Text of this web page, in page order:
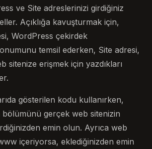
ve Site adreslerinizi girdiğiniz
Açıklığa kavuşturmak için,
WordPress çekirdek
temsil ederken, Site adresi,
sitenize erişmek için yazdıkları
gösterilen kodu kullanırken,
gerçek web sitenizin
emin olun. Ayrıca web
içeriyorsa, eklediğinizden emin